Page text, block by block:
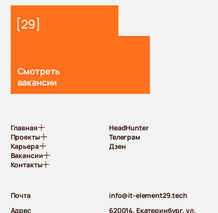
Смотреть
вакансии
Главная
Проекты
Карьера
Вакансии
Контакты
Почта
info@it-element29.tech
Адрес
620014, Екатеринбург, ул.
HeadHunter
Телеграм
Дзен